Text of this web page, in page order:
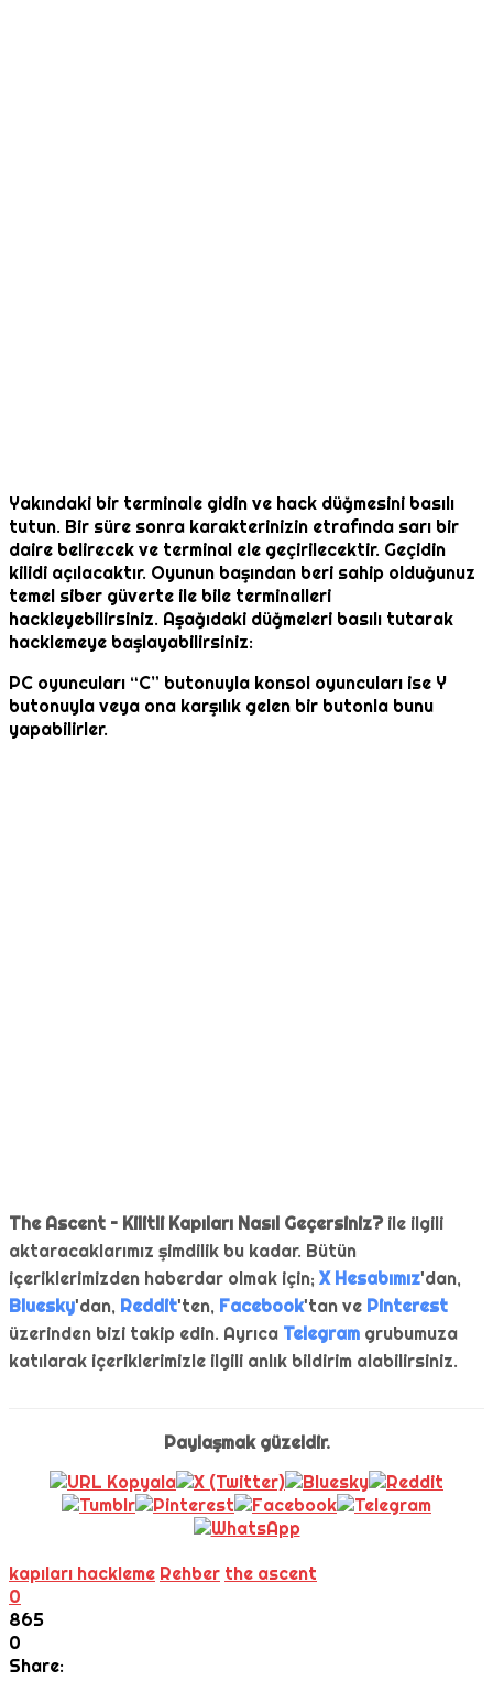
Yakındaki bir terminale gidin ve hack düğmesini basılı
tutun. Bir süre sonra karakterinizin etrafında sarı bir
daire belirecek ve terminal ele geçirilecektir. Geçidin
kilidi açılacaktır. Oyunun başından beri sahip olduğunuz
temel siber güverte ile bile terminalleri
hackleyebilirsiniz. Aşağıdaki düğmeleri basılı tutarak
hacklemeye başlayabilirsiniz:
PC oyuncuları “C” butonuyla konsol oyuncuları ise Y
butonuyla veya ona karşılık gelen bir butonla bunu
yapabilirler.
The Ascent – Kilitli Kapıları Nasıl Geçersiniz? ile ilgili
aktaracaklarımız şimdilik bu kadar. Bütün
içeriklerimizden haberdar olmak için; X Hesabımız'dan,
Bluesky'dan, Reddit'ten, Facebook'tan ve Pinterest
üzerinden bizi takip edin. Ayrıca Telegram grubumuza
katılarak içeriklerimizle ilgili anlık bildirim alabilirsiniz.
Paylaşmak güzeldir.
kapıları hackleme Rehber the ascent
0
865
0
Share: